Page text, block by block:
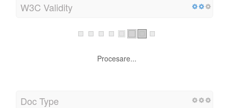
W3C Validity
Procesare...
Doc Type